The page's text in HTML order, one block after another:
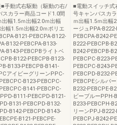
手動式右駆動（駆動の右/
カラー商品コード1.0間
幅1.5ｍ出幅2.0ｍ出幅
幅1.5ｍ出幅2.0ｍポリエ
B121-PEBCPA-B122-
B132-PEBCPA-B133-
B143-PEBCPBライトベ
B122-PEBCPB-B123-
B133-PEBCPB-B141-
アイビーグリーンPPC-
B123-PEBCPC-
B141-PEBCPC-
B111-PEBCPD-B121-
B131-PEBCPD-B132-
B142-PEBCPD-B143-
B121-PEBCPE-
■電動スイッチ式
号キャンバスカ
ｍ出幅1.5ｍ出幅
ージュPPA-
PEBCPA-B242-
B222-PEBCPB-
B242-PEBCPB-
PEBCPC-B223-
PEBCPC-B243-
PEBCPD-B232-
PEBCPEシルバ
B232-PEBCPE-
ビーブルーPPH-
B233-PEBCPH-
リーンPPJ-
PEBCPJ-B242-